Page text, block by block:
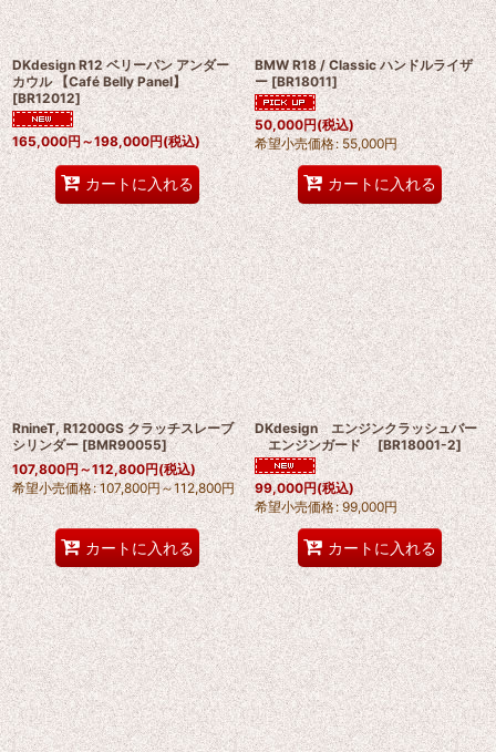
DKdesign R12 ベリーパン アンダー
カウル 【Café Belly Panel】
[BR12012]
165,000円～198,000円(税込)
カートに入れる
BMW R18 / Classic ハンドルライザ
ー [BR18011]
50,000円(税込)
希望小売価格: 55,000円
カートに入れる
RnineT, R1200GS クラッチスレーブ
シリンダー [BMR90055]
107,800円～112,800円(税込)
希望小売価格: 107,800円～112,800円
カートに入れる
DKdesign エンジンクラッシュバー
エンジンガード [BR18001-2]
99,000円(税込)
希望小売価格: 99,000円
カートに入れる